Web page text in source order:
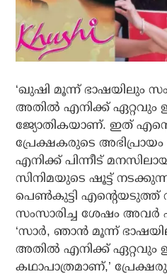
‘ഖുഷി മൂന്ന് ഭാഷയിലും
അതില്‍ എനിക്ക് ഏറ്റവും
ജ്യോതികയാണ്. ഇത്
പ്രേക്ഷകരുടെ
എനിക്ക് പിന്നീട്
സിനിമയുടെ ഷൂട്ട്
പെണ്‍കുട്ടി എന്റെയടുത്ത്
സംസാരിച്ച ശേഷം
‘സാര്‍, ഞാന്‍ മൂന്ന്
അതില്‍ എനിക്ക് ഏറ്റവും
കഥാപാത്രമാണ്,’